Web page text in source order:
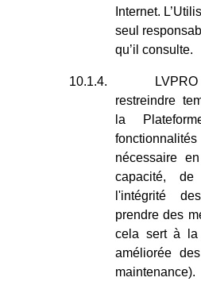
Internet.
seul
qu’il consulte.
10.1.4.
restreindre
la
nécessaire
capacité,
l'intégrité
prendre des
cela sert à la
améliorée
maintenance).